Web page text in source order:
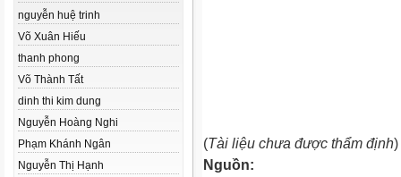
nguyễn huệ trinh
Võ Xuân Hiếu
thanh phong
Võ Thành Tất
dinh thi kim dung
Nguyễn Hoàng Nghi
Phạm Khánh Ngân
Nguyễn Thị Hạnh
(Tài liệu chưa được thẩm định)
Nguồn: